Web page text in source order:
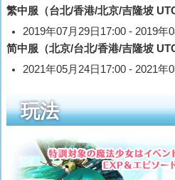
繁中服（台北/香港/北京/吉隆坡
2019年07月29日17:00 - 2019年
简中服（北京/台北/香港/吉隆坡
2021年05月24日17:00 - 2021年
玩法